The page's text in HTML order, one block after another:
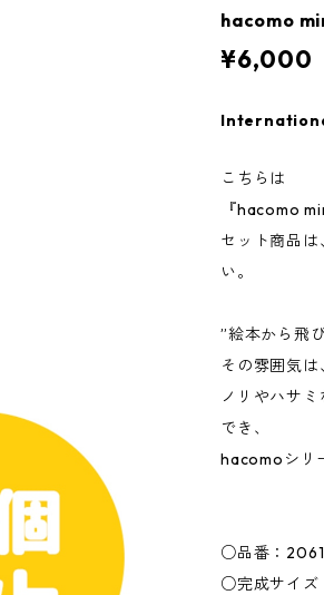
hacomo
¥6,000
こちらは
『hacomo
セット商品
い。
”絵本から飛
その雰囲気は
ノリやハサ
でき、
hacomoシリ
○品番：2061
○完成サイズ